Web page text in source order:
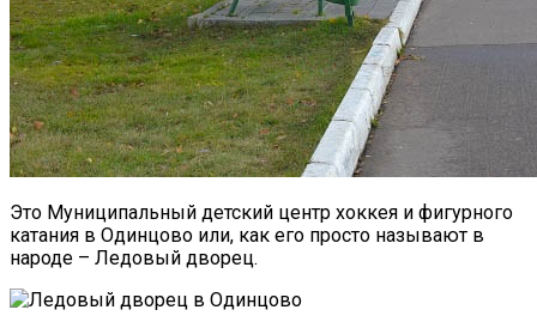
Это Муниципальный детский центр хоккея и фигурного
катания в Одинцово или, как его просто называют в
народе – Ледовый дворец.